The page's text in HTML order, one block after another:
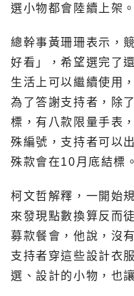
選小物都會陸續上架。
總幹事黃珊珊表示，
好看」，希望選完了
生活上可以繼續使用
為了答謝支持者，除
標，有八款限量手表
殊編號，支持者可以
殊款會在10月底結標。
柯文哲解釋，一開始
來發現點數換算反而
募款餐會，他說，沒
支持者穿這些設計衣
選、設計的小物，也